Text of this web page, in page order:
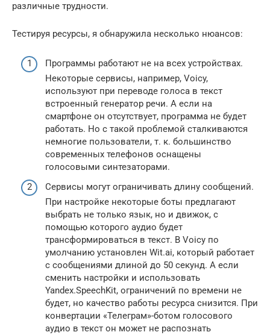
различные трудности.
Тестируя ресурсы, я обнаружила несколько нюансов:
Программы работают не на всех устройствах.
Некоторые сервисы, например, Voicy,
используют при переводе голоса в текст
встроенный генератор речи. А если на
смартфоне он отсутствует, программа не будет
работать. Но с такой проблемой сталкиваются
немногие пользователи, т. к. большинство
современных телефонов оснащены
голосовыми синтезаторами.
Сервисы могут ограничивать длину сообщений.
При настройке некоторые боты предлагают
выбрать не только язык, но и движок, с
помощью которого аудио будет
трансформироваться в текст. В Voicy по
умолчанию установлен Wit.ai, который работает
с сообщениями длиной до 50 секунд. А если
сменить настройки и использовать
Yandex.SpeechKit, ограничений по времени не
будет, но качество работы ресурса снизится. При
конвертации «Телеграм»-ботом голосового
аудио в текст он может не распознать